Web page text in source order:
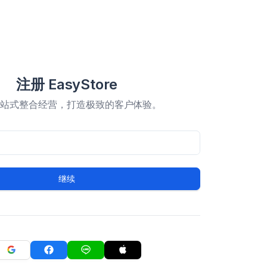
注册 EasyStore
式整合经营，打造极致的客户体验。
继续